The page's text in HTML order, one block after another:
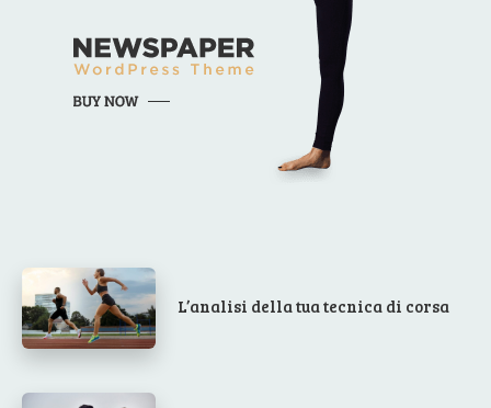
L’analisi della tua tecnica di corsa